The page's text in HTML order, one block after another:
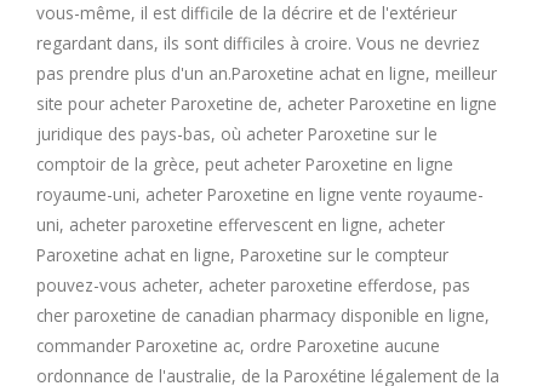
R
T
U
V
W
vous-même, il est difficile de la décrire et de l'extérieur
regardant dans, ils sont difficiles à croire. Vous ne devriez
pas prendre plus d'un an.Paroxetine achat en ligne, meilleur
site pour acheter Paroxetine de, acheter Paroxetine en ligne
juridique des pays-bas, où acheter Paroxetine sur le
comptoir de la grèce, peut acheter Paroxetine en ligne
royaume-uni, acheter Paroxetine en ligne vente royaume-
uni, acheter paroxetine effervescent en ligne, acheter
Paroxetine achat en ligne, Paroxetine sur le compteur
pouvez-vous acheter, acheter paroxetine efferdose, pas
cher paroxetine de canadian pharmacy disponible en ligne,
commander Paroxetine ac, ordre Paroxetine aucune
ordonnance de l'australie, de la Paroxétine légalement de la